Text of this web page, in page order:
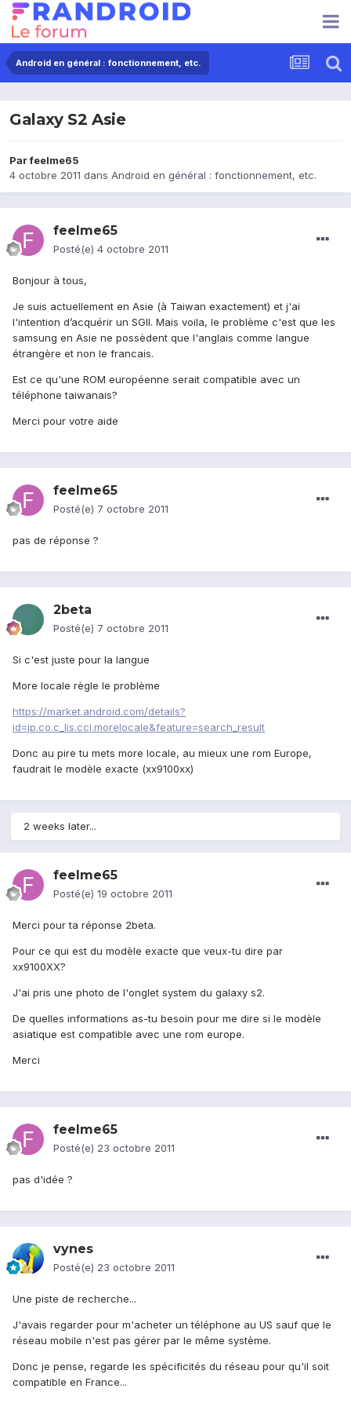
Android en général : fonctionnement, etc.
Galaxy S2 Asie
Parfeelme65
4 octobre 2011 dans Android en général : fonctionnement, etc.
feelme65
Posté(e) 4 octobre 2011
Bonjour à tous,
Je suis actuellement en Asie (à Taiwan exactement) et j'ai
l'intention d’acquérir un SGII. Mais voila, le problème c'est que les
samsung en Asie ne possèdent que l'anglais comme langue
étrangère et non le francais.
Est ce qu'une ROM européenne serait compatible avec un
téléphone taiwanais?
Merci pour votre aide
feelme65
Posté(e) 7 octobre 2011
pas de réponse ?
2beta
Posté(e) 7 octobre 2011
Si c'est juste pour la langue
More locale règle le problème
https://market.android.com/details?
id=jp.co.c_lis.ccl.morelocale&feature=search_result
Donc au pire tu mets more locale, au mieux une rom Europe,
faudrait le modèle exacte (xx9100xx)
2 weeks later...
feelme65
Posté(e) 19 octobre 2011
Merci pour ta réponse 2beta.
Pour ce qui est du modèle exacte que veux-tu dire par
xx9100XX?
J'ai pris une photo de l'onglet system du galaxy s2.
De quelles informations as-tu besoin pour me dire si le modèle
asiatique est compatible avec une rom europe.
Merci
feelme65
Posté(e) 23 octobre 2011
pas d'idée ?
vynes
Posté(e) 23 octobre 2011
Une piste de recherche...
J'avais regarder pour m'acheter un téléphone au US sauf que le
réseau mobile n'est pas gérer par le même système.
Donc je pense, regarde les spécificités du réseau pour qu'il soit
compatible en France...